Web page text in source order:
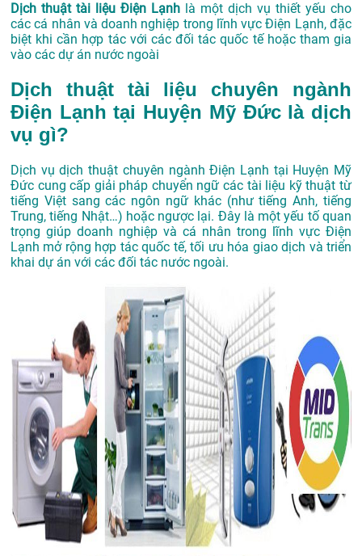
Dịch thuật tài liệu Điện Lạnh là một dịch vụ thiết yếu cho
các cá nhân và doanh nghiệp trong lĩnh vực Điện Lạnh, đặc
biệt khi cần hợp tác với các đối tác quốc tế hoặc tham gia
vào các dự án nước ngoài
Dịch thuật tài liệu chuyên ngành
Điện Lạnh tại Huyện Mỹ Đức là dịch
vụ gì?
Dịch vụ dịch thuật chuyên ngành Điện Lạnh tại Huyện Mỹ
Đức cung cấp giải pháp chuyển ngữ các tài liệu kỹ thuật từ
tiếng Việt sang các ngôn ngữ khác (như tiếng Anh, tiếng
Trung, tiếng Nhật…) hoặc ngược lại. Đây là một yếu tố quan
trọng giúp doanh nghiệp và cá nhân trong lĩnh vực Điện
Lạnh mở rộng hợp tác quốc tế, tối ưu hóa giao dịch và triển
khai dự án với các đối tác nước ngoài.